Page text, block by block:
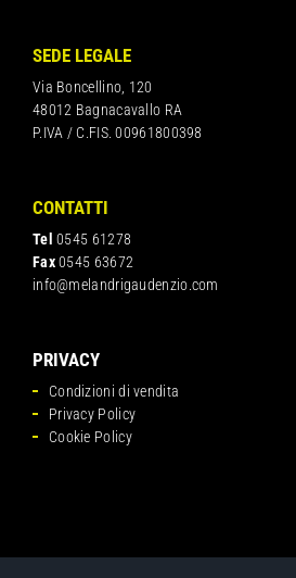
SEDE LEGALE
Via Boncellino, 120
48012 Bagnacavallo RA
P.IVA / C.FIS. 00961800398
CONTATTI
Tel 0545 61278
Fax0545 63672
info@melandrigaudenzio.com
PRIVACY
Condizioni di vendita
Privacy Policy
Cookie Policy